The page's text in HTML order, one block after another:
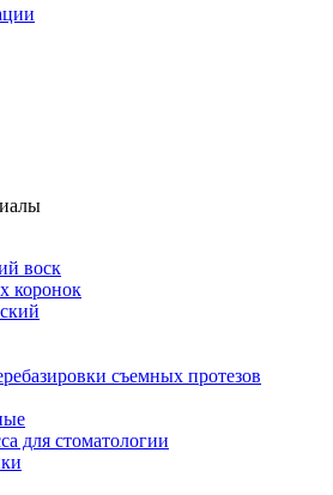
воск
коронок
съемных протезов
для стоматологии